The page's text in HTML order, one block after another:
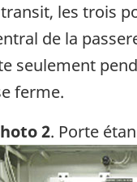
les trois
de la
seulement
ferme.
2. Porte